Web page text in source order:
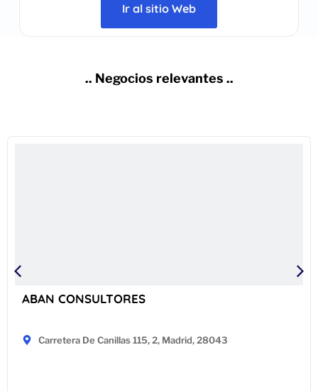
Ir al sitio Web
.. Negocios relevantes ..
ABAN CONSULTORES
Carretera De Canillas 115, 2, Madrid, 28043